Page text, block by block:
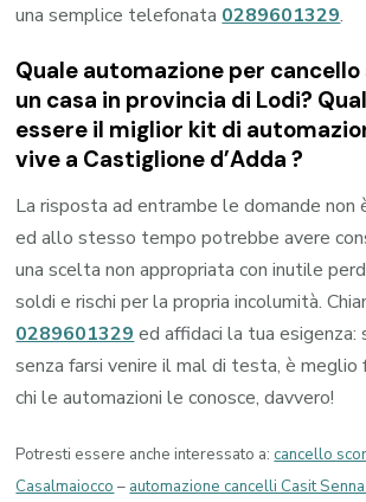
una semplice telefonata 0289601329.
Quale automazione per
un casa in provincia di Lodi?
essere il miglior kit di
vive a Castiglione d’Adda ?
La risposta ad entrambe le domande non
ed allo stesso tempo potrebbe avere
una scelta non appropriata con inutile
soldi e rischi per la propria incolumità.
0289601329 ed affidaci la tua esigenza:
senza farsi venire il mal di testa, è meglio
chi le automazioni le conosce, davvero!
Potresti essere anche interessato a:cancello
Casalmaiocco – automazione cancelli Casit